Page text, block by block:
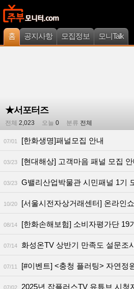
홈 공지사항 모집정보 모니Talk
★서포터즈
전체 2,023 오늘 0 분류 전체
07/01 [한화생명]패널모집 안내
03/23 [현대해상] 고객마음 패널 모집 안
03/23 G밸리산업박물관 시민패널 1기
10/20 [서울시전자상거래센터] 온라인
08/14 [한화손해보험] 소비자평가단 19
07/14 화성온TV 상반기 만족도 설문조
07/11 [#이벤트] <충청 플러팅> 자연정
07/02 2025년 잡플러스TV 유튜브 시청